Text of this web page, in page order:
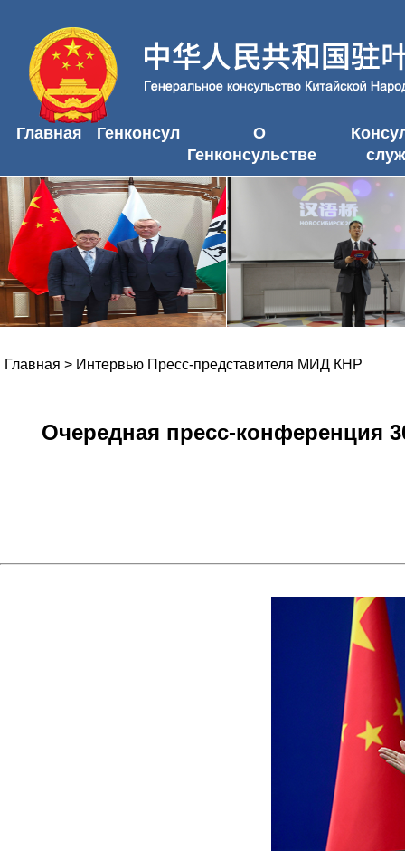
Главная Генконсул
О
Генконсульстве
Главная > Интервью Пресс-представителя МИД КНР
Очередная пресс-конференция